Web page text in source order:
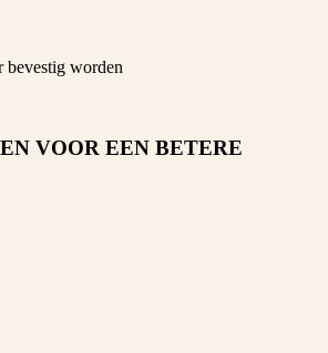
bevestig worden
VOOR EEN BETERE